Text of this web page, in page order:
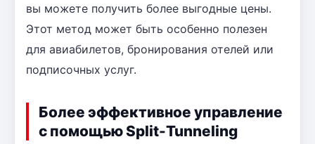
вы можете получить более выгодные цены.
Этот метод может быть особенно полезен
для авиабилетов, бронирования отелей или
подписочных услуг.
Более эффективное управление
с помощью Split-Tunneling